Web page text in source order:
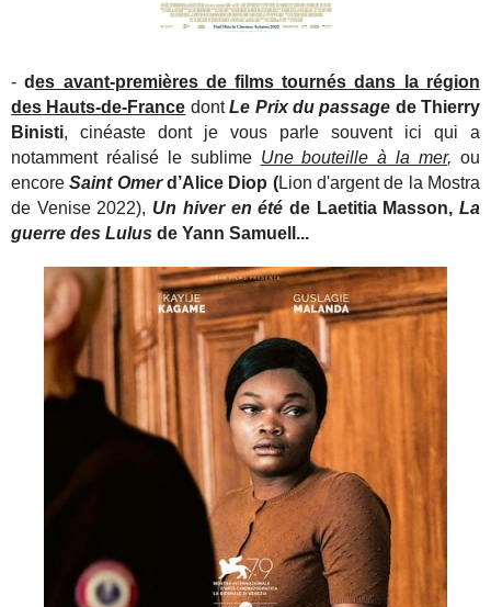
-des avant-premières de films tournés dans la région
des Hauts-de-France dontLe Prix du passage de Thierry
Binisti, cinéaste dont je vous parle souvent ici qui a
notamment réalisé le sublime Une bouteille à la mer, ou
encoreSaint Omer d’Alice Diop (Lion d'argent de la Mostra
de Venise 2022), Un hiver en été de Laetitia Masson, La
guerre des Lulus de Yann Samuell...